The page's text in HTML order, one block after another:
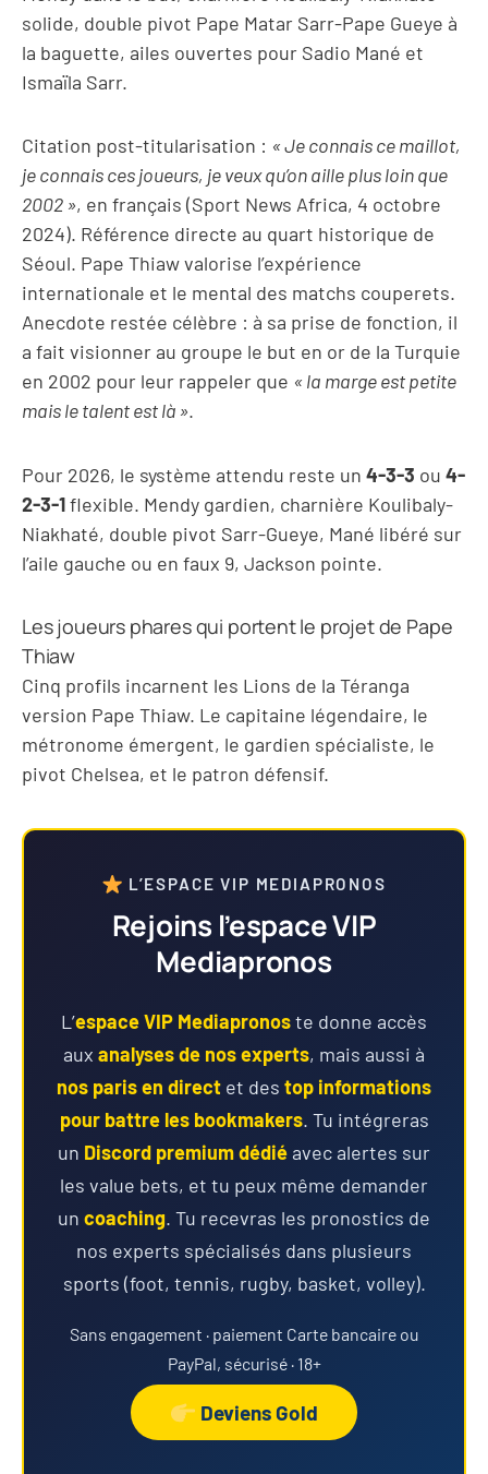
solide, double pivot Pape Matar Sarr-Pape Gueye à
la baguette, ailes ouvertes pour Sadio Mané et
Ismaïla Sarr.
Citation post-titularisation : « Je connais ce maillot,
je connais ces joueurs, je veux qu’on aille plus loin que
2002 », en français (Sport News Africa, 4 octobre
2024). Référence directe au quart historique de
Séoul. Pape Thiaw valorise l’expérience
internationale et le mental des matchs couperets.
Anecdote restée célèbre : à sa prise de fonction, il
a fait visionner au groupe le but en or de la Turquie
en 2002 pour leur rappeler que « la marge est petite
mais le talent est là ».
Pour 2026, le système attendu reste un 4-3-3 ou 4-
2-3-1flexible. Mendy gardien, charnière Koulibaly-
Niakhaté, double pivot Sarr-Gueye, Mané libéré sur
l’aile gauche ou en faux 9, Jackson pointe.
Les joueurs phares qui portent le projet de Pape
Thiaw
Cinq profils incarnent les Lions de la Téranga
version Pape Thiaw. Le capitaine légendaire, le
métronome émergent, le gardien spécialiste, le
pivot Chelsea, et le patron défensif.
L’ESPACE VIP MEDIAPRONOS
Rejoins l’espace VIP
Mediapronos
L’espace VIP Mediapronoste donne accès
aux analyses de nos experts, mais aussi à
nos paris en direct et des top informations
pour battre les bookmakers. Tu intégreras
un Discord premium dédié avec alertes sur
les value bets, et tu peux même demander
un coaching. Tu recevras les pronostics de
nos experts spécialisés dans plusieurs
sports (foot, tennis, rugby, basket, volley).
Sans engagement · paiement Carte bancaire ou
PayPal, sécurisé · 18+
Deviens Gold